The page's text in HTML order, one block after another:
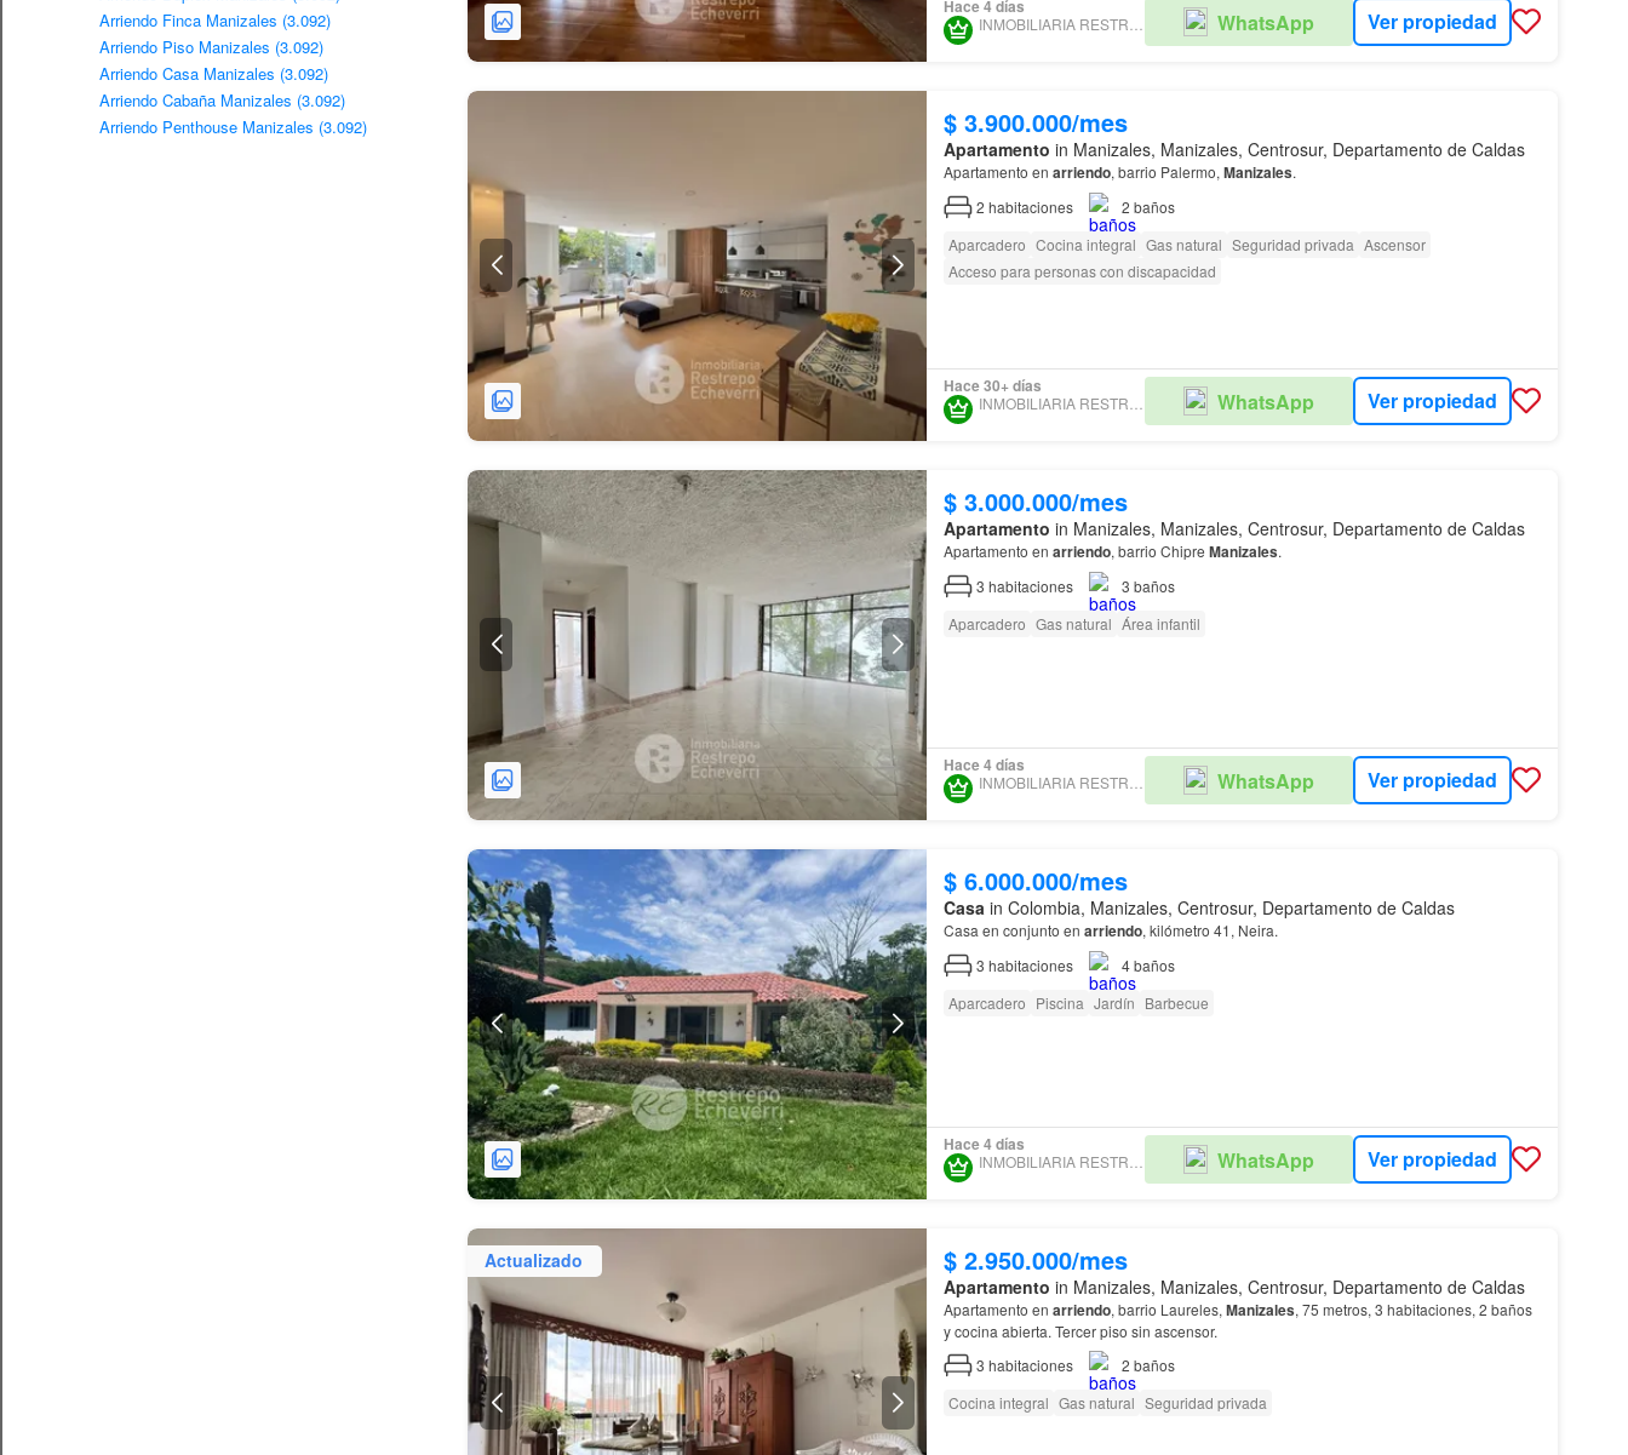
Arriendo Finca Manizales (3.092)
Arriendo Piso Manizales (3.092)
Arriendo Casa Manizales (3.092)
Arriendo Cabaña Manizales (3.092)
Arriendo Penthouse Manizales (3.092)
Hace 4 días
INMOBILIARIA RESTREPO ECHEVERRI WhatsApp Ver propiedad
$ 3.900.000/mes
Apartamento in Manizales, Manizales, Centrosur, Departamento de Caldas
Apartamento en arriendo, barrio Palermo, Manizales.
2 habitaciones 2 baños
Aparcadero Cocina integral Gas natural Seguridad privada Ascensor
Acceso para personas con discapacidad
Hace 30+ días
INMOBILIARIA RESTREPO ECHEVERRI WhatsApp Ver propiedad
$ 3.000.000/mes
Apartamento in Manizales, Manizales, Centrosur, Departamento de Caldas
Apartamento en arriendo, barrio Chipre Manizales.
3 habitaciones 3 baños
Aparcadero Gas natural Área infantil
Hace 4 días
INMOBILIARIA RESTREPO ECHEVERRI WhatsApp Ver propiedad
$ 6.000.000/mes
Casa in Colombia, Manizales, Centrosur, Departamento de Caldas
Casa en conjunto en arriendo, kilómetro 41, Neira.
3 habitaciones 4baños
Aparcadero Piscina Jardín Barbecue
Hace 4 días
WhatsApp Ver propiedad
Actualizado $ 2.950.000/mes
Apartamento in Manizales, Manizales, Centrosur, Departamento de Caldas
Apartamento en arriendo, barrio Laureles, Manizales, 75 metros, 3 habitaciones, 2 baños
y cocina abierta. Tercer piso sin ascensor.
3 habitaciones 2 baños
Cocina integral Gas natural Seguridad privada